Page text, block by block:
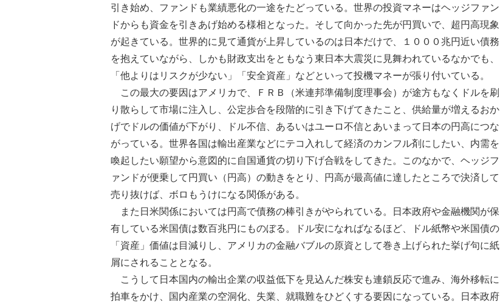
引き始め、ファンドも業績悪化の一途をたどっている。世界の投資マネーはヘッジファン
ドからも資金を引きあげ始める様相となった。そして向かった先が円買いで、超円高現象
が起きている。世界的に見て通貨が上昇しているのは日本だけで、１０００兆円近い債務
を抱えていながら、しかも財政支出をともなう東日本大震災に見舞われているなかでも、
「他よりはリスクが少ない」「安全資産」などといって投機マネーが張り付いている。
この最大の要因はアメリカで、ＦＲＢ（米連邦準備制度理事会）が途方もなくドルを刷
り散らして市場に注入し、公定歩合を段階的に引き下げてきたこと、供給量が増えるおか
げでドルの価値が下がり、ドル不信、あるいはユーロ不信とあいまって日本の円高につな
がっている。世界各国は輸出産業などにテコ入れして経済のカンフル剤にしたい、内需を
喚起したい願望から意図的に自国通貨の切り下げ合戦をしてきた。このなかで、ヘッジフ
ァンドが便乗して円買い（円高）の動きをとり、円高が最高値に達したところで決済して
売り抜けば、ボロもうけになる関係がある。
また日米関係においては円高で債務の棒引きがやられている。日本政府や金融機関が保
有している米国債は数百兆円にものぼる。ドル安になればなるほど、ドル紙幣や米国債の
「資産」価値は目減りし、アメリカの金融バブルの原資として巻き上げられた挙げ句に紙
屑にされることとなる。
こうして日本国内の輸出企業の収益低下を見込んだ株安も連鎖反応で進み、海外移転に
拍車をかけ、国内産業の空洞化、失業、就職難をひどくする要因になっている。日本政府